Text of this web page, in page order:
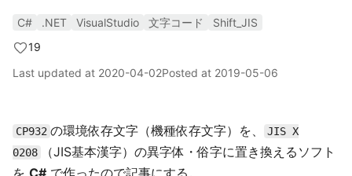
C# .NET VisualStudio 文字コード
Shift_JIS
19
Last updated at 2020-04-02Posted at 2019-05-06
CP932 の環境依存文字（機種依存文字）を、
JIS X
0208
（JIS基本漢字）の異字体・俗字に置き換えるソフト
を C# で作ったので記事にする。